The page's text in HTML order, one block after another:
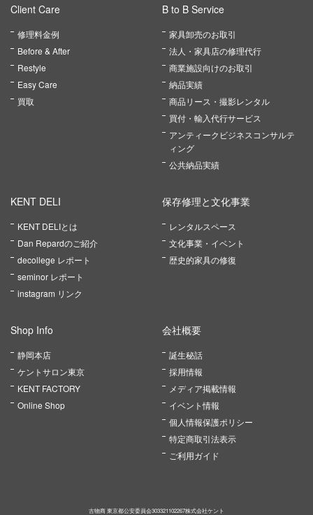
Client Care
修理料金例
Before & After
Restyle
Easy Care
買取
B to B Service
家具卸売のお取引
法人・家具店の修理代行
商業施設向けのお取引
納品実績
商品リース・撮影レンタル
買付・輸入代行サービス
アンティークビジネスコンサルテ
ィング
公共納品実績
KENT DELI
KENT DELIとは
Dan Repardのご紹介
decollege レポート
seminor レポート
instagram リンク
保存修理と文化事業
レンタルスペース
文化事業・イベント
歴史的家具の修復
Shop Info
静岡本店
ケントサロン東京
KENT FACTORY
Online Shop
会社概要
誕生秘話
採用情報
メディア掲載情報
イベント情報
個人情報保護ポリシー
特定商取引法表示
ご利用ガイド
古物商 東京都公安委員会303321102267株式会社ケント